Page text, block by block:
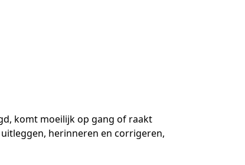
komt moeilijk op gang of raakt
herinneren en corrigeren,